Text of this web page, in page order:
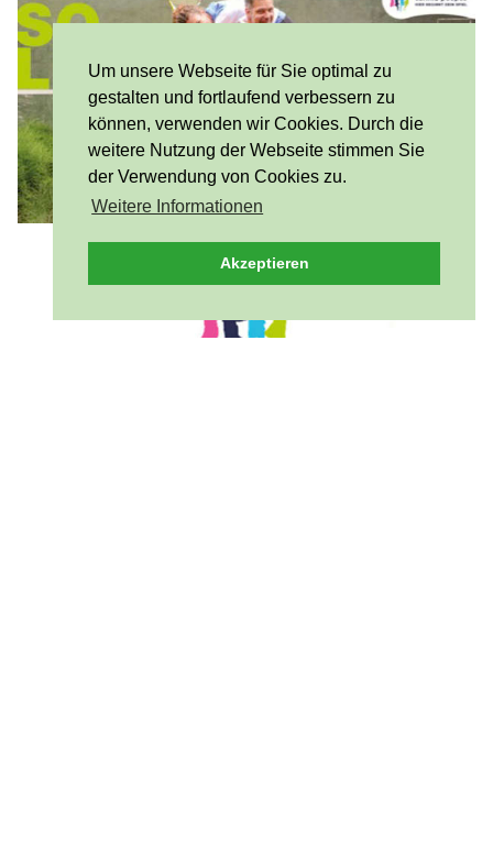
Um unsere Webseite für Sie optimal zu
gestalten und fortlaufend verbessern zu
können, verwenden wir Cookies. Durch die
weitere Nutzung der Webseite stimmen Sie
der Verwendung von Cookies zu.
Weitere Informationen
Akzeptieren